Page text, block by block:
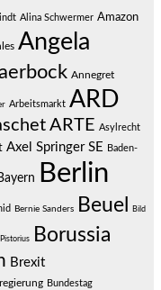
Alina Schwermer Amazon
Angela
Annegret
Arbeitsmarkt ARD
ARTE Asylrecht
Axel Springer SE Baden-
Berlin
Bernie Sanders Beuel Bild
Borussia
Brexit
Bundestag